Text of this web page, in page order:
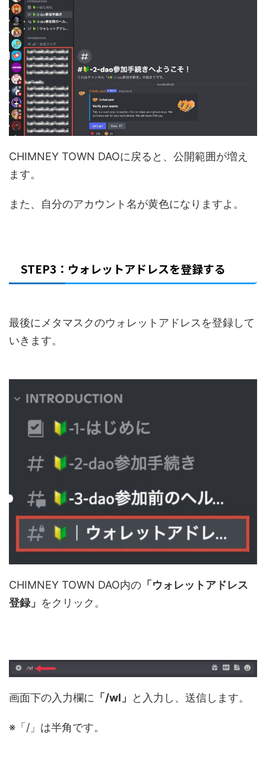
CHIMNEY TOWN DAOに戻ると、公開範囲が増え
ます。
また、自分のアカウント名が黄色になりますよ。
STEP3：ウォレットアドレスを登録する
最後にメタマスクのウォレットアドレスを登録して
いきます。
CHIMNEY TOWN DAO内の 「ウォレットアドレス
登録」 をクリック。
画面下の入力欄に 「/wl」 と入力し、送信します。
※「/」は半角です。